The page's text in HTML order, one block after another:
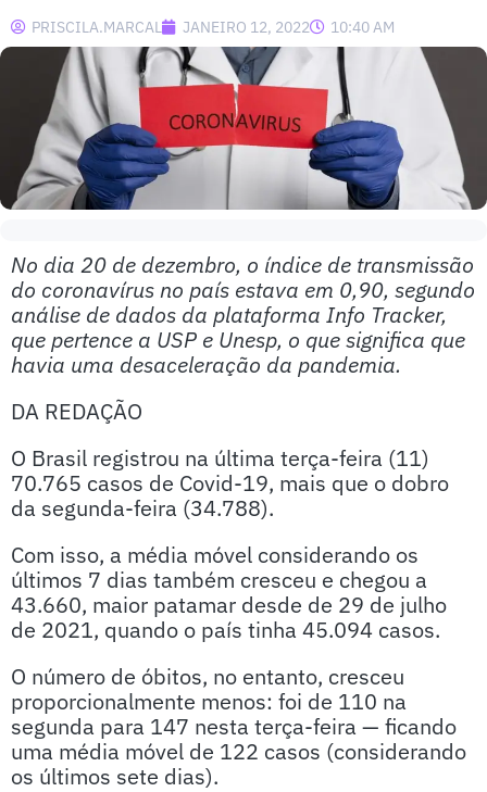
PRISCILA.MARCAL JANEIRO 12, 2022 10:40 AM
No dia 20 de dezembro, o índice de transmissão
do coronavírus no país estava em 0,90, segundo
análise de dados da plataforma Info Tracker,
que pertence a USP e Unesp, o que significa que
havia uma desaceleração da pandemia.
DA REDAÇÃO
O Brasil registrou na última terça-feira (11)
70.765 casos de Covid-19, mais que o dobro
da segunda-feira (34.788).
Com isso, a média móvel considerando os
últimos 7 dias também cresceu e chegou a
43.660, maior patamar desde de 29 de julho
de 2021, quando o país tinha 45.094 casos.
O número de óbitos, no entanto, cresceu
proporcionalmente menos: foi de 110 na
segunda para 147 nesta terça-feira — ficando
uma média móvel de 122 casos (considerando
os últimos sete dias).